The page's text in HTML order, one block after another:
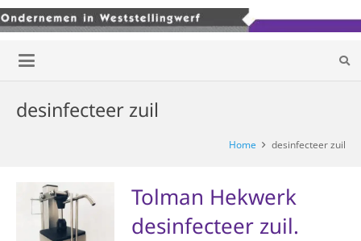
desinfecteer zuil
Home desinfecteer zuil
Tolman Hekwerk
desinfecteer zuil.